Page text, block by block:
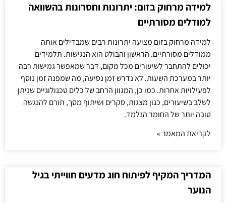
למידה מרחוק בזום: יתרונות וחסרונות בהשוואה
למודלים מסורתיים
למידה מרחוק בזום מציעה יתרונות רבים שמבדילים אותה
ממודלים מסורתיים. הראשון והבולט הוא הנגישות. תלמידים
יכולים להתחבר לשיעורים מכל מקום, דבר שמאפשר גמישות רבה
יותר במערכת השעות. לא נדרש זמן נסיעה, מה שמפנה זמן נוסף
לפעילויות אחרות. כמו כן, המגוון הרחב של כלים טכנולוגיים שניתן
לשלב בשיעורים, כגון מצגות, סקרים ושיתוף מסך, תורם להנגשה
טובה יותר של החומר הנלמד.
לקריאת המאמר »
המדריך המקיף לפיתוח חוג מדעים חווייתי בגיל
הנוער